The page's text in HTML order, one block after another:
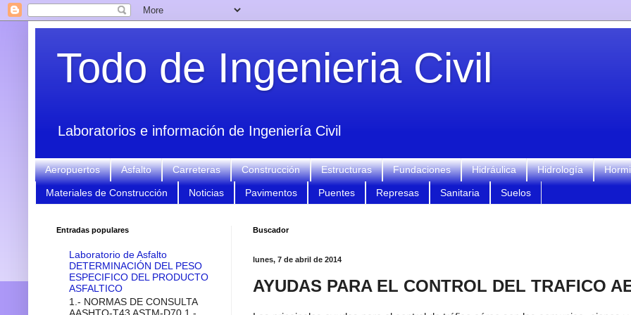
Todo de Ingenieria Civil
Laboratorios e información de Ingeniería Civil
Aeropuertos Asfalto Carreteras Construcción Estructuras Fundaciones Hidráulica Hidrología
Materiales de Construcción Noticias Pavimentos Puentes Represas Sanitaria Suelos
Buscador
lunes, 7 de abril de 2014
AYUDAS PARA EL CONTROL DEL TRAFICO
Entradas populares
Laboratorio de Asfalto
DETERMINACIÓN DEL PESO
ESPECIFICO DEL PRODUCTO
ASFALTICO
1.- NORMAS DE CONSULTA